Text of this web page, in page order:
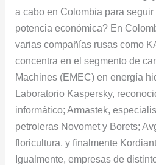
a cabo en Colombia para
potencia económica? En
varias compañías rusas como
concentra en el segmento de
Machines (EMEC) en energía
Laboratorio Kaspersky,
informático; Armastek,
petroleras Novomet y Borets;
floricultura, y finalmente
Igualmente, empresas de